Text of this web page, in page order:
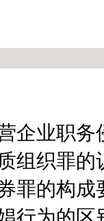
企业职
组织罪的
罪的构
行为的